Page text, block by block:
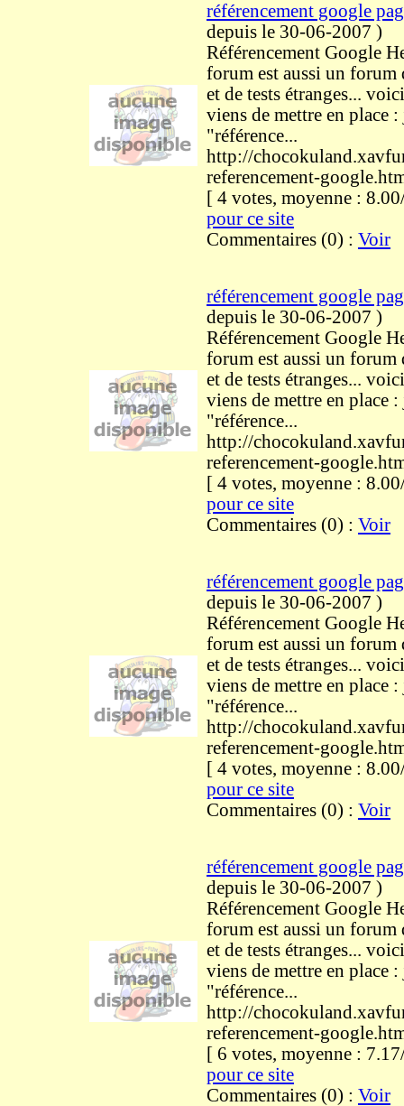
référencement google
depuis le 30-06-2007 )
Référencement Google
forum est aussi un forum
et de tests étranges...
viens de mettre en place
"référence...
http://
referencement-
[ 4 votes, moyenne :
pour ce site
Commentaires (0) : Voir
référencement google
depuis le 30-06-2007 )
Référencement Google
forum est aussi un forum
et de tests étranges...
viens de mettre en place
"référence...
http://
referencement-
[ 4 votes, moyenne :
pour ce site
Commentaires (0) : Voir
référencement google
depuis le 30-06-2007 )
Référencement Google
forum est aussi un forum
et de tests étranges...
viens de mettre en place
"référence...
http://
referencement-
[ 4 votes, moyenne :
pour ce site
Commentaires (0) : Voir
référencement google
depuis le 30-06-2007 )
Référencement Google
forum est aussi un forum
et de tests étranges...
viens de mettre en place
"référence...
http://
referencement-
[ 6 votes, moyenne :
pour ce site
Commentaires (0) : Voir